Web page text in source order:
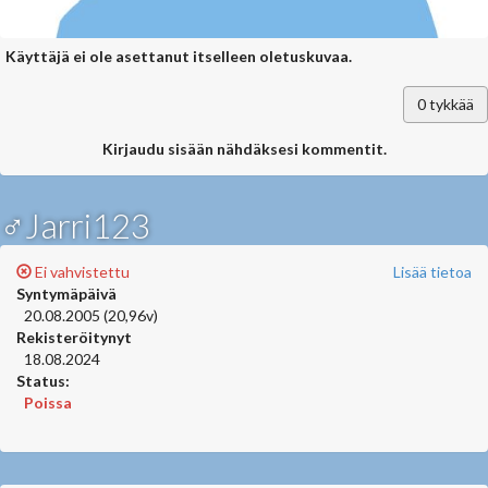
Käyttäjä ei ole asettanut itselleen oletuskuvaa.
0tykkää
Kirjaudu sisään nähdäksesi kommentit.
♂Jarri123
Lisää tietoa
Ei vahvistettu
Syntymäpäivä
20.08.2005 (20,96v)
Rekisteröitynyt
18.08.2024
Status:
Poissa